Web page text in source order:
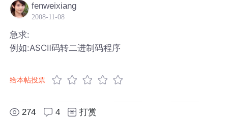
fenweixiang
2008-11-08
急求:
例如:ASCⅡ码转二进制码程序
给本帖投票
274 4 打赏